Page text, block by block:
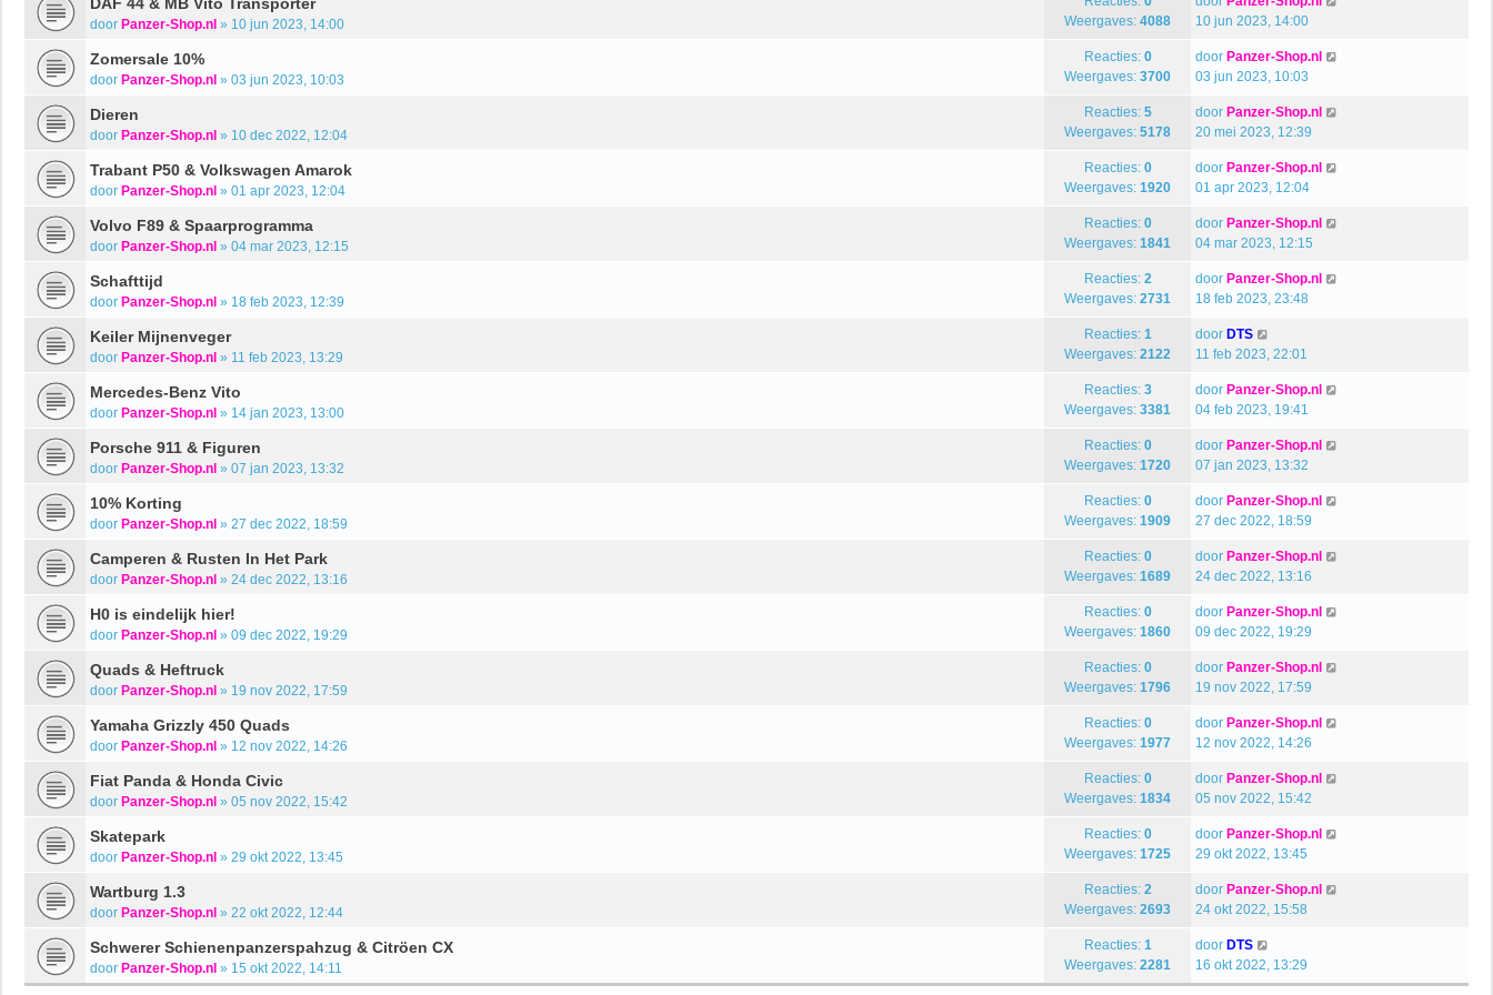
door Panzer-Shop.nl » 10 jun 2023, 14:00
Weergaves: 4088
10 jun 2023, 14:00
Zomersale 10%
door Panzer-Shop.nl » 03 jun 2023, 10:03
Reacties: 0
Weergaves: 3700
door Panzer-Shop.nl
03 jun 2023, 10:03
Dieren
door Panzer-Shop.nl » 10 dec 2022, 12:04
Reacties: 5
Weergaves: 5178
door Panzer-Shop.nl
20 mei 2023, 12:39
Trabant P50 & Volkswagen Amarok
door Panzer-Shop.nl » 01 apr 2023, 12:04
Reacties: 0
Weergaves: 1920
door Panzer-Shop.nl
01 apr 2023, 12:04
Volvo F89 & Spaarprogramma
door Panzer-Shop.nl » 04 mar 2023, 12:15
Reacties: 0
Weergaves: 1841
door Panzer-Shop.nl
04 mar 2023, 12:15
Schafttijd
door Panzer-Shop.nl » 18 feb 2023, 12:39
Reacties: 2
Weergaves: 2731
door Panzer-Shop.nl
18 feb 2023, 23:48
Keiler Mijnenveger
door Panzer-Shop.nl » 11 feb 2023, 13:29
Reacties: 1
Weergaves: 2122
door DTS
11 feb 2023, 22:01
Mercedes-Benz Vito
door Panzer-Shop.nl » 14 jan 2023, 13:00
Reacties: 3
Weergaves: 3381
door Panzer-Shop.nl
04 feb 2023, 19:41
Porsche 911 & Figuren
door Panzer-Shop.nl » 07 jan 2023, 13:32
Reacties: 0
Weergaves: 1720
door Panzer-Shop.nl
07 jan 2023, 13:32
10% Korting
door Panzer-Shop.nl » 27 dec 2022, 18:59
Reacties: 0
Weergaves: 1909
door Panzer-Shop.nl
27 dec 2022, 18:59
Camperen & Rusten In Het Park
door Panzer-Shop.nl » 24 dec 2022, 13:16
Reacties: 0
Weergaves: 1689
door Panzer-Shop.nl
24 dec 2022, 13:16
H0 is eindelijk hier!
door Panzer-Shop.nl » 09 dec 2022, 19:29
Reacties: 0
Weergaves: 1860
door Panzer-Shop.nl
09 dec 2022, 19:29
Quads & Heftruck
door Panzer-Shop.nl » 19 nov 2022, 17:59
Reacties: 0
Weergaves: 1796
door Panzer-Shop.nl
19 nov 2022, 17:59
Yamaha Grizzly 450 Quads
door Panzer-Shop.nl » 12 nov 2022, 14:26
Reacties: 0
Weergaves: 1977
door Panzer-Shop.nl
12 nov 2022, 14:26
Fiat Panda & Honda Civic
door Panzer-Shop.nl » 05 nov 2022, 15:42
Reacties: 0
Weergaves: 1834
door Panzer-Shop.nl
05 nov 2022, 15:42
Skatepark
door Panzer-Shop.nl » 29 okt 2022, 13:45
Reacties: 0
Weergaves: 1725
door Panzer-Shop.nl
29 okt 2022, 13:45
Wartburg 1.3
door Panzer-Shop.nl » 22 okt 2022, 12:44
Reacties: 2
Weergaves: 2693
door Panzer-Shop.nl
24 okt 2022, 15:58
Schwerer Schienenpanzerspahzug & Citröen CX
door Panzer-Shop.nl » 15 okt 2022, 14:11
Reacties: 1
Weergaves: 2281
door DTS
16 okt 2022, 13:29